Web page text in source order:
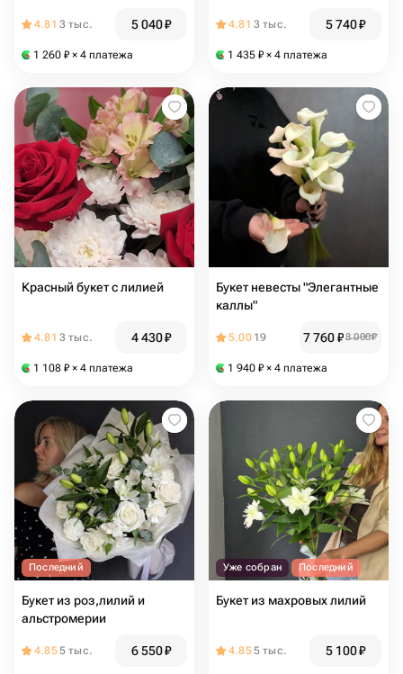
4.81 3 тыс. 5 040₽
1 260 ₽ × 4 платежа
4.81 3 тыс. 5 740₽
1 435 ₽ × 4 платежа
Красный букет с лилией
4.81 3 тыс. 4 430₽
1 108 ₽ × 4 платежа
Букет невесты "Элегантные
каллы"
5.00 19 7 760₽8 000₽
1 940 ₽ × 4 платежа
Последний
Букет из роз,лилий и
альстромерии
4.855 тыс. 6 550₽
Уже собран Последний
Букет из махровых лилий
4.855 тыс. 5 100₽